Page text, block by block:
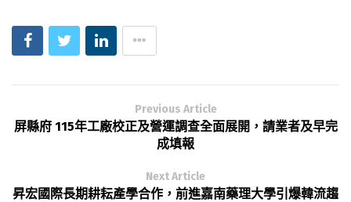
Previous Article
屏縣府 115年工廠校正及營運調查全面展開，請業者及早完
成填報
Next Article
昇宏國際長期耕耘產學合作，前進嘉南藥理大學引爆韓流趨